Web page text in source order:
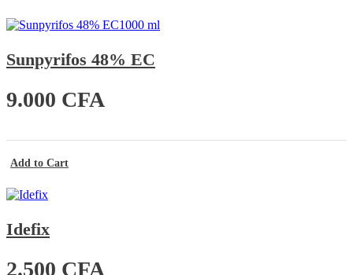
Sunpyrifos 48% EC
9.000 CFA
Add to Cart
Idefix
2.500 CFA